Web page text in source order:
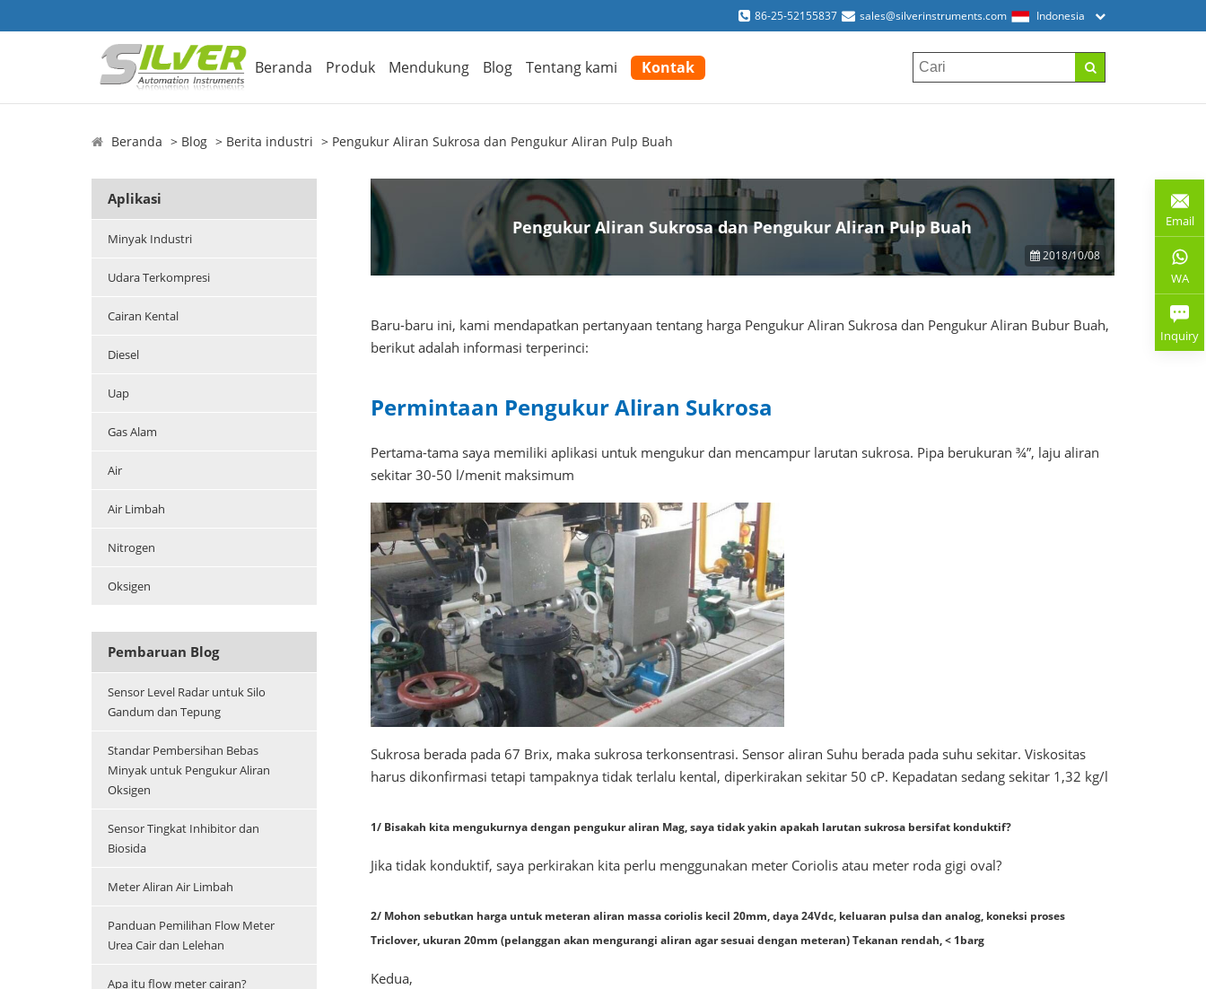
86-25-52155837 sales@silverinstruments.com Indonesia
Beranda Produk Mendukung Blog Tentang kami Kontak
Beranda Blog Berita industri Pengukur Aliran Sukrosa dan Pengukur Aliran Pulp Buah
Aplikasi
Minyak Industri
Udara Terkompresi
Cairan Kental
Diesel
Uap
Gas Alam
Air
Air Limbah
Nitrogen
Oksigen
Pembaruan Blog
Sensor Level Radar untuk Silo
Gandum dan Tepung
Standar Pembersihan Bebas
Minyak untuk Pengukur Aliran
Oksigen
Sensor Tingkat Inhibitor dan
Biosida
Meter Aliran Air Limbah
Panduan Pemilihan Flow Meter
Urea Cair dan Lelehan
Apa itu flow meter cairan?
Pengukur Aliran Sukrosa dan Pengukur Aliran Pulp Buah
2018/10/08
Baru-baru ini, kami mendapatkan pertanyaan tentang harga Pengukur Aliran Sukrosa dan Pengukur Aliran Bubur Buah,
berikut adalah informasi terperinci:
Permintaan Pengukur Aliran Sukrosa
Pertama-tama saya memiliki aplikasi untuk mengukur dan mencampur larutan sukrosa. Pipa berukuran ¾”, laju aliran
sekitar 30-50 l/menit maksimum
Sukrosa berada pada 67 Brix, maka sukrosa terkonsentrasi. Sensor aliran Suhu berada pada suhu sekitar. Viskositas
harus dikonfirmasi tetapi tampaknya tidak terlalu kental, diperkirakan sekitar 50 cP. Kepadatan sedang sekitar 1,32 kg/l
1/ Bisakah kita mengukurnya dengan pengukur aliran Mag, saya tidak yakin apakah larutan sukrosa bersifat konduktif?
Jika tidak konduktif, saya perkirakan kita perlu menggunakan meter Coriolis atau meter roda gigi oval?
2/ Mohon sebutkan harga untuk meteran aliran massa coriolis kecil 20mm, daya 24Vdc, keluaran pulsa dan analog, koneksi proses
Triclover, ukuran 20mm (pelanggan akan mengurangi aliran agar sesuai dengan meteran) Tekanan rendah, < 1barg
Kedua,
Email
WA
Inquiry